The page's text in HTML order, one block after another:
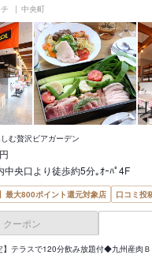
中央町
む贅沢ビアガーデン
中央口より徒歩約5分｡ｵｰﾊﾟ4F
最大800ポイント還元対象店 口コミ投
クーポン
】テラスで120分飲み放題付◆九州産肉